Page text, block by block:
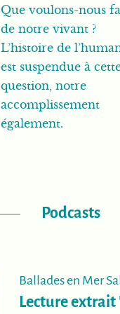
Que voulons-nous
de notre vivant ?
L’histoire de
est suspendue à
question, notre
accomplissement
également.
Podcasts
Ballades en Mer
Lecture extrait